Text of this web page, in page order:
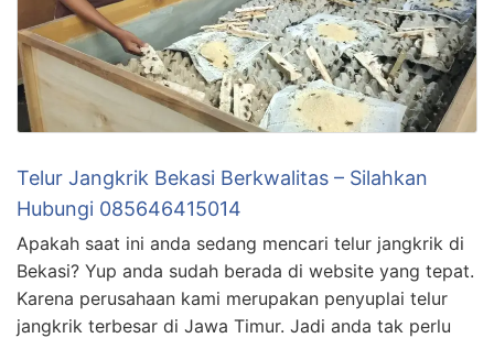
Telur Jangkrik Bekasi Berkwalitas – Silahkan
Hubungi 085646415014
Apakah saat ini anda sedang mencari telur jangkrik di
Bekasi? Yup anda sudah berada di website yang tepat.
Karena perusahaan kami merupakan penyuplai telur
jangkrik terbesar di Jawa Timur. Jadi anda tak perlu